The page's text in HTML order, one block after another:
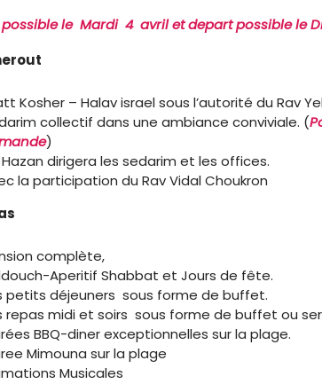
possible le Mardi 4 avril et depart possible le
Kosher – Halav israel sous l’autorité du Rav
collectif dans une ambiance conviviale. (
)
Hazan dirigera les sedarim et les offices.
la participation du Rav Vidal Choukron
complète,
Aperitif Shabbat et Jours de fête.
petits déjeuners sous forme de buffet.
repas midi et soirs sous forme de buffet ou
BBQ-diner exceptionnelles sur la plage.
Mimouna sur la plage
Musicales